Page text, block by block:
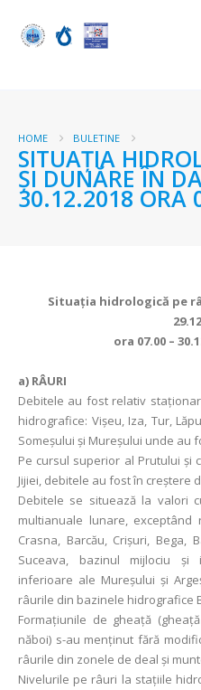
HOME BULETINE
SITUAŢIA
ŞI DUNĂRE ÎN
30.12.2018 ORA
Situaţia hidrologică pe
ora 07.00 –
a) RÂURI
Debitele au fost relativ
hidrografice: Vișeu, Iza, Tur,
Someșului și Mureșului unde au
Pe cursul superior al Prutului și
Jijiei, debitele au fost în creștere
Debitele se situează la valori
multianuale lunare,
Crasna, Barcău, Crișuri, Bega,
Suceava, bazinul mijlociu și
inferioare ale Mureșului și
râurile din bazinele hidrografice
Formațiunile de gheață
năboi) s-au menținut fără
râurile din zonele de deal și
Nivelurile pe râuri la staţiile